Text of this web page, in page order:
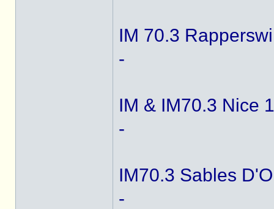
IM 70.3
-
IM & IM70.3 Nice
-
IM70.3 Sables
-